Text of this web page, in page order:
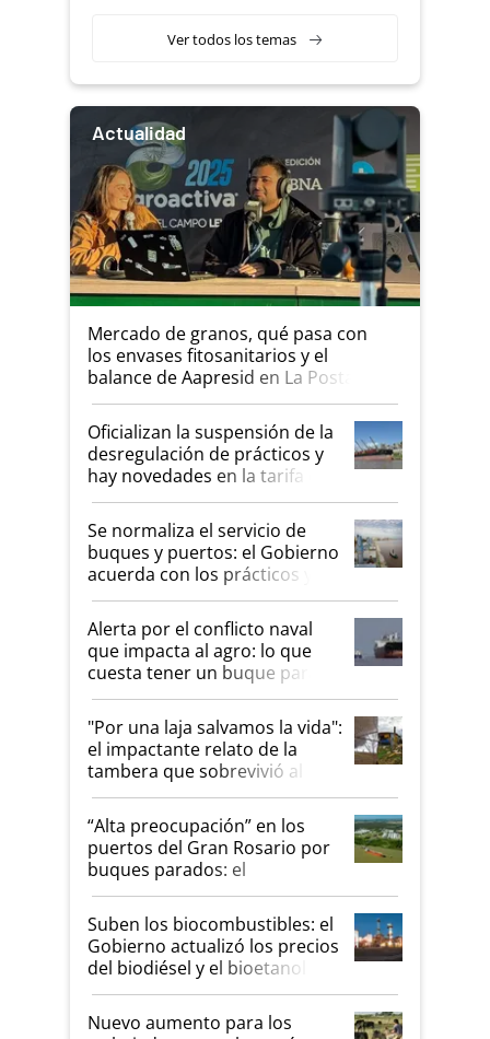
Ver todos los temas
Actualidad
Mercado de granos, qué pasa con
los envases fitosanitarios y el
balance de Aapresid en La Posta
Oficializan la suspensión de la
desregulación de prácticos y
hay novedades en la tarifa de
la hidrovía
Se normaliza el servicio de
buques y puertos: el Gobierno
acuerda con los prácticos y
suspende el decreto de
desregulación
Alerta por el conflicto naval
que impacta al agro: lo que
cuesta tener un buque parado
y el peligro de que Argentina
pase a ser "país sucio"
"Por una laja salvamos la vida":
el impactante relato de la
tambera que sobrevivió al
tornado
“Alta preocupación” en los
puertos del Gran Rosario por
buques parados: el
funcionamiento de las
exportadoras en tensión tras
la medida de fuerza de los
prácticos
Suben los biocombustibles: el
Gobierno actualizó los precios
del biodiésel y el bioetanol
Nuevo aumento para los